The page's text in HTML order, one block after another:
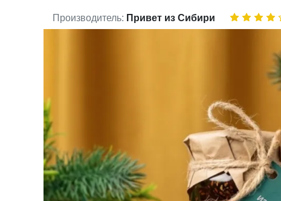
Производитель: Привет из Сибири